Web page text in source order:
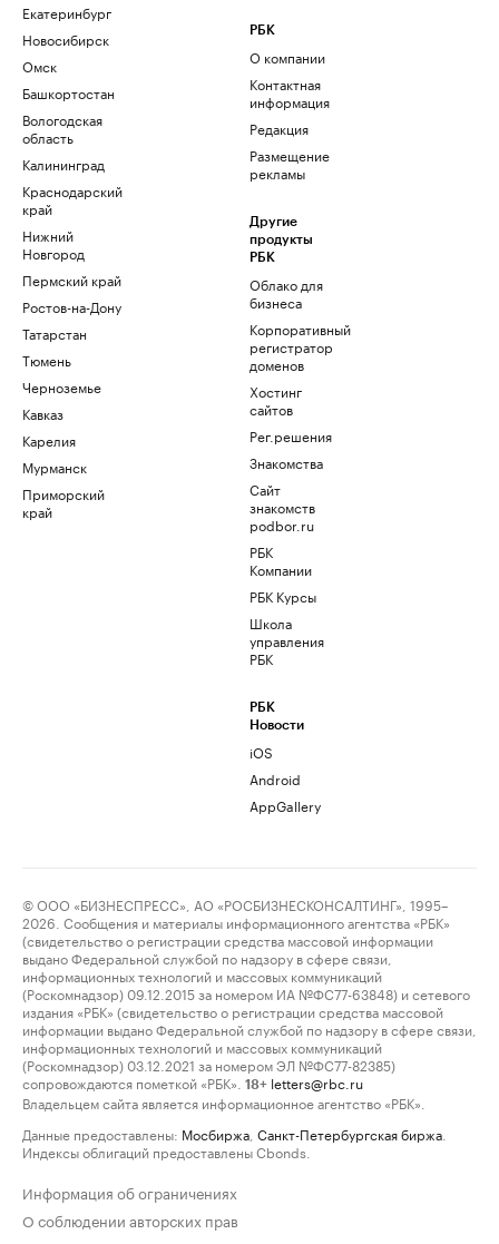
Екатеринбург
Новосибирск
Омск
Башкортостан
Вологодская
область
Калининград
Краснодарский
край
Нижний
Новгород
Пермский край
Ростов-на-Дону
Татарстан
Тюмень
Черноземье
Кавказ
Карелия
Мурманск
Приморский
край
РБК
О компании
Контактная
информация
Редакция
Размещение
рекламы
Другие
продукты
РБК
Облако для
бизнеса
Корпоративный
регистратор
доменов
Хостинг
сайтов
Рег.решения
Знакомства
Сайт
знакомств
podbor.ru
РБК
Компании
РБК Курсы
Школа
управления
РБК
РБК
Новости
iOS
Android
AppGallery
© ООО «БИЗНЕСПРЕСС», АО «РОСБИЗНЕСКОНСАЛТИНГ», 1995–
2026. Сообщения и материалы информационного агентства «РБК»
(свидетельство о регистрации средства массовой информации
выдано Федеральной службой по надзору в сфере связи,
информационных технологий и массовых коммуникаций
(Роскомнадзор) 09.12.2015 за номером ИА №ФС77-63848) и сетевого
издания «РБК» (свидетельство о регистрации средства массовой
информации выдано Федеральной службой по надзору в сфере связи,
информационных технологий и массовых коммуникаций
(Роскомнадзор) 03.12.2021 за номером ЭЛ №ФС77-82385)
сопровождаются пометкой «РБК».
18+ letters@rbc.ru
Владельцем сайта является информационное агентство «РБК».
Данные предоставлены: Мосбиржа Санкт-Петербургская биржа
Индексы облигаций предоставлены Cbonds.
Информация об ограничениях
О соблюдении авторских прав